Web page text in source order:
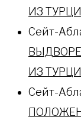
ИЗ
Сейт-
ИЗ
Сейт-